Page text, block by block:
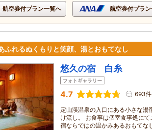
航空券付プラン一覧へ 航空券付プラ
ふれるぬくもりと笑顔、湯とおもてなし
悠久の宿 白糸
フォトギャラリー
4.7 693件
定山渓温泉の入口にある小さな湯
け流し。 お食事は個室食事処に
宿ならではの温かみあるおもてな